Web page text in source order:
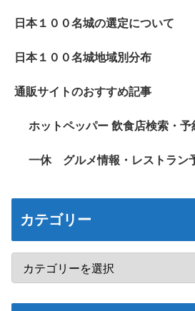
日本１００名城の選定について
日本１００名城地域別分布
通販サイトのおすすめ記事
ホットペッパー 飲食店検索・予
一休 グルメ情報・レストラン
カテゴリー